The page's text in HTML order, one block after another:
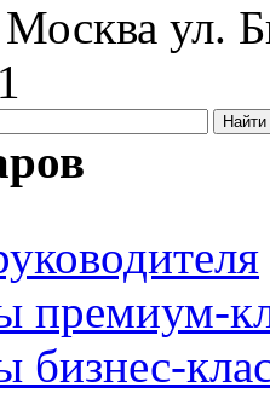
Москва ул.
премиум-
бизнес-